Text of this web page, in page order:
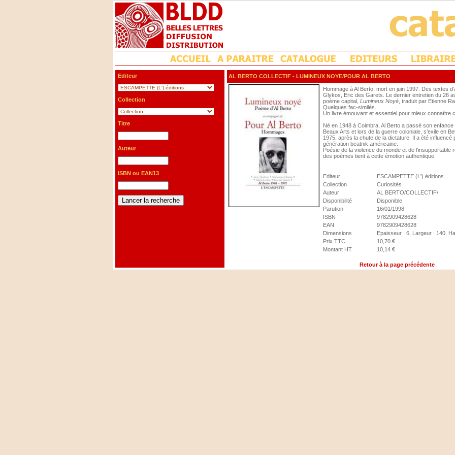
Editeur
Collection
Titre
Auteur
ISBN ou EAN13
AL BERTO COLLECTIF - LUMINEUX NOYE/POUR AL BERTO
Hommage à Al Berto, mort en juin 1997. Des textes
Glykos, Eric des Garets. Le dernier entretien du 26
poème capital, Lumineux Noyé , traduit par Etienne
Quelques fac-similés.
Un livre émouvant et essentiel pour mieux connaître
Né en 1948 à Coimbra, Al Berto a passé son
Beaux Arts et lors de la guerre coloniale, s’exile en
1975, après la chute de la dictature. Il a été
génération beatnik américaine.
Poésie de la violence du monde et de
des poèmes tient à cette émotion authentique.
Editeur
ESCAMPETTE (L') éditions
Collection
Curiosités
Auteur
AL BERTO/COLLECTIF/
Disponibilité
Disponible
Parution
16/01/1998
ISBN
9782909428628
EAN
9782909428628
Dimensions
Epaisseur : 6, Largeur : 140,
Prix TTC
10,70 €
Montant HT
10,14 €
Retour à la page précédente